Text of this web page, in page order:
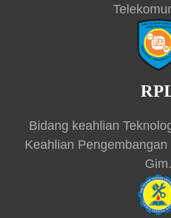
Bidang keahlian
Keahlian
Gim.